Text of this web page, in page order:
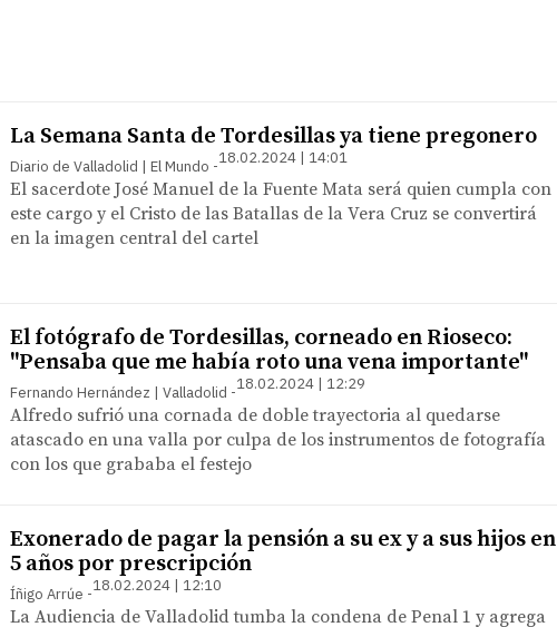
La Semana Santa de Tordesillas ya tiene pregonero
Diario de Valladolid | El Mundo 18.02.2024 | 14:01
El sacerdote José Manuel de la Fuente Mata será quien cumpla con
este cargo y el Cristo de las Batallas de la Vera Cruz se convertirá
en la imagen central del cartel
El fotógrafo de Tordesillas, corneado en Rioseco:
"Pensaba que me había roto una vena importante"
Fernando Hernández | Valladolid 18.02.2024 | 12:29
Alfredo sufrió una cornada de doble trayectoria al quedarse
atascado en una valla por culpa de los instrumentos de fotografía
con los que grababa el festejo
Exonerado de pagar la pensión a su ex y a sus hijos en
5 años por prescripción
Íñigo Arrúe 18.02.2024 | 12:10
La Audiencia de Valladolid tumba la condena de Penal 1 y agrega